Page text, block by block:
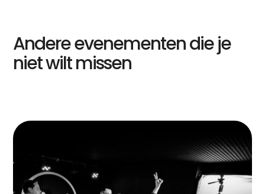
Andere evenementen die je
niet wilt missen